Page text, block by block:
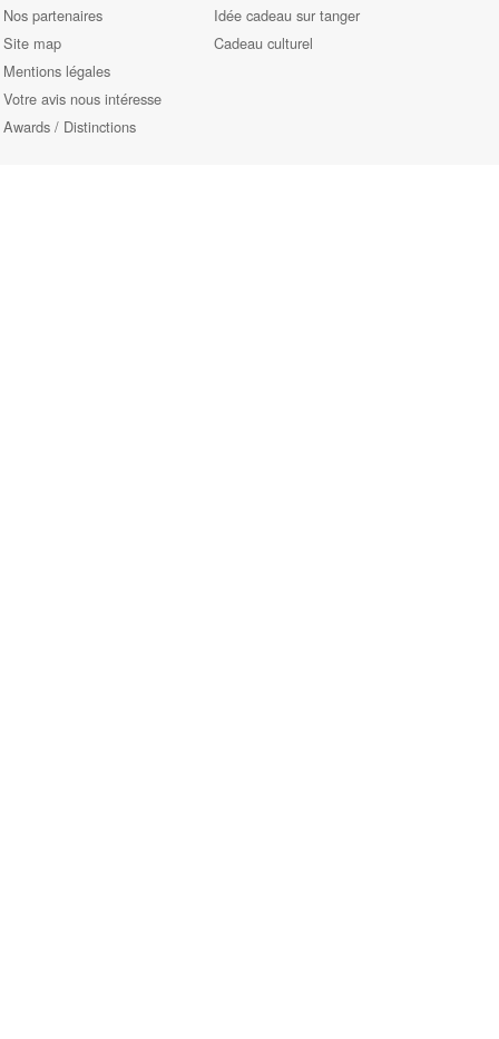
Nos partenaires
Site map
Mentions légales
Votre avis nous intéresse
Awards / Distinctions
Idée cadeau sur tanger
Cadeau culturel